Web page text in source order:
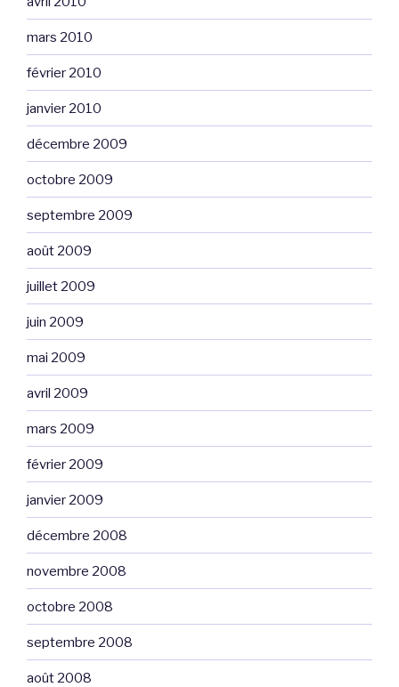
mars 2010
février 2010
janvier 2010
décembre 2009
octobre 2009
septembre 2009
août 2009
juillet 2009
juin 2009
mai 2009
avril 2009
mars 2009
février 2009
janvier 2009
décembre 2008
novembre 2008
octobre 2008
septembre 2008
août 2008